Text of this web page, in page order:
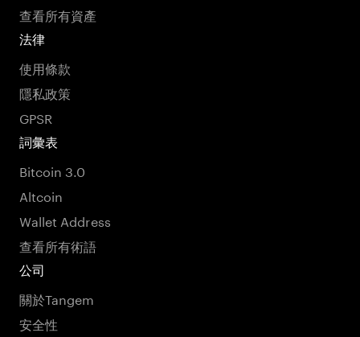
查看所有資產
法律
使用條款
隱私政策
GPSR
詞彙表
Bitcoin 3.0
Altcoin
Wallet Address
查看所有術語
公司
關於Tangem
安全性